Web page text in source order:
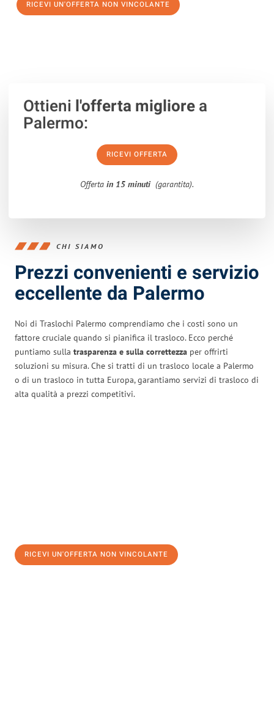
RICEVI UN'OFFERTA NON VINCOLANTE
Ottieni l'offerta migliorea
Palermo:
RICEVI OFFERTA
Offerta in 15 minuti (garantita).
CHI SIAMO
Prezzi convenienti e servizio
eccellente da Palermo
Noi di Traslochi Palermo comprendiamo che i costi sono un
fattore cruciale quando si pianifica il trasloco. Ecco perché
puntiamo sulla trasparenza e sulla correttezza per offrirti
soluzioni su misura. Che si tratti di un trasloco locale a Palermo
o di un trasloco in tutta Europa, garantiamo servizi di trasloco di
alta qualità a prezzi competitivi.
RICEVI UN'OFFERTA NON VINCOLANTE